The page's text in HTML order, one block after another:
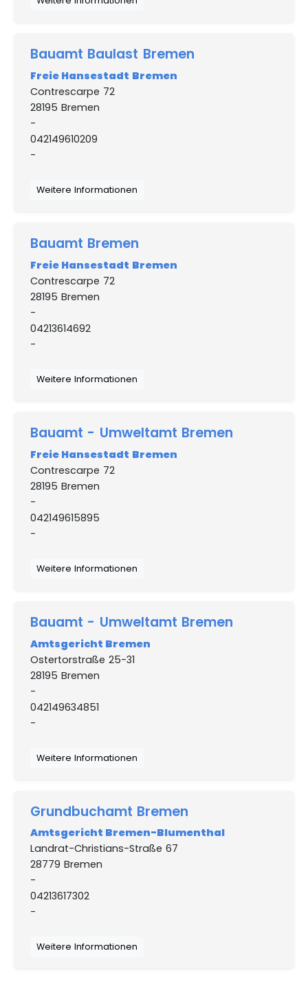
Bauamt Baulast Bremen
Freie Hansestadt Bremen
Contrescarpe 72
28195 Bremen
-
042149610209
-
Weitere Informationen
Bauamt Bremen
Freie Hansestadt Bremen
Contrescarpe 72
28195 Bremen
-
04213614692
-
Weitere Informationen
Bauamt - Umweltamt Bremen
Freie Hansestadt Bremen
Contrescarpe 72
28195 Bremen
-
042149615895
-
Weitere Informationen
Bauamt - Umweltamt Bremen
Amtsgericht Bremen
Ostertorstraße 25-31
28195 Bremen
-
042149634851
-
Weitere Informationen
Grundbuchamt Bremen
Amtsgericht Bremen-Blumenthal
Landrat-Christians-Straße 67
28779 Bremen
-
04213617302
-
Weitere Informationen